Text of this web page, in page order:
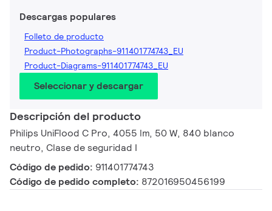
Descargas populares
Folleto de producto
Product-Photographs-911401774743_EU
Product-Diagrams-911401774743_EU
Seleccionar y descargar
Descripción del producto
Philips UniFlood C Pro, 4055 lm, 50 W, 840 blanco
neutro, Clase de seguridad I
Código de pedido: 911401774743
Código de pedido completo: 872016950456199